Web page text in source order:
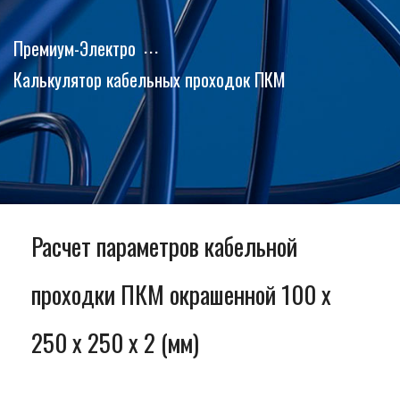
Премиум-Электро
Калькулятор кабельных проходок ПКМ
Расчет параметров кабельной
проходки ПКМ окрашенной 100 x
250 x 250 x 2 (мм)